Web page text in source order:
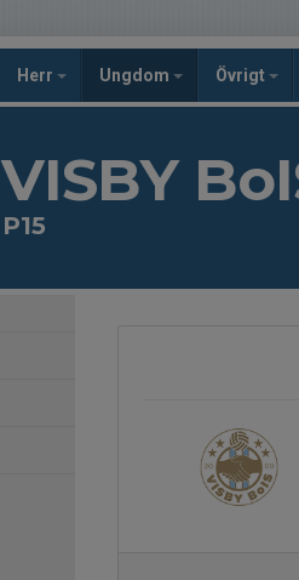
Herr Ungdom Övrigt
VISBY
P15